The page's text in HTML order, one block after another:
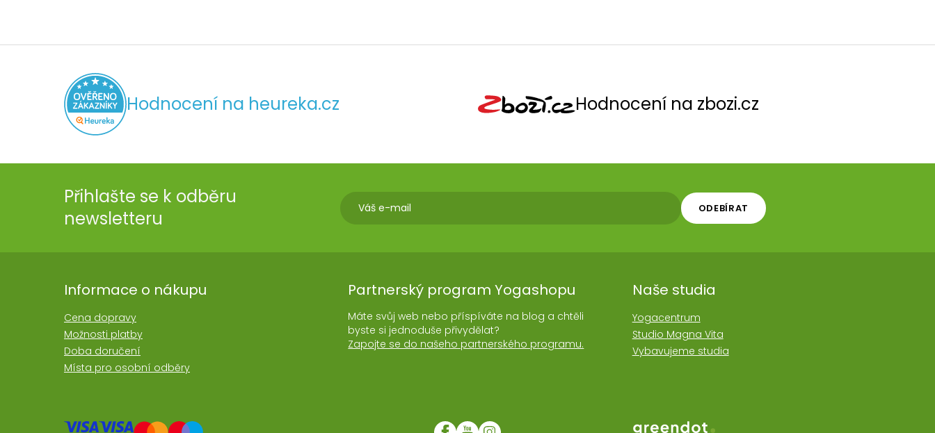
Hodnocení na heureka.cz Hodnocení na zbozi.cz
Přihlašte se k odběru
newsletteru
ODEBÍRAT
Informace o nákupu
Cena dopravy
Možnosti platby
Doba doručení
Místa pro osobní odběry
Partnerský program Yogashopu
Máte svůj web nebo příspíváte na blog a chtěli
byste si jednoduše přivydělat?
Zapojte se do našeho partnerského programu.
Naše studia
Yogacentrum
Studio Magna Vita
Vybavujeme studia